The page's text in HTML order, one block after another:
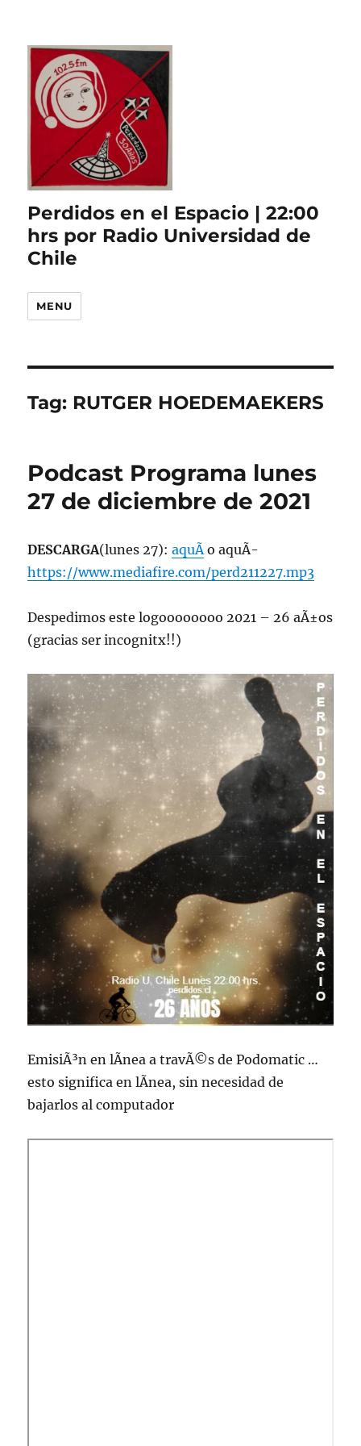
Perdidos en el Espacio | 22:00
hrs por Radio Universidad de
Chile
MENU
Tag: RUTGER HOEDEMAEKERS
Podcast Programa lunes
27 de diciembre de 2021
DESCARGA(lunes 27):aquÃ­o aquÃ­
https://www.mediafire.com/perd211227.mp3
Despedimos este logoooooooo 2021 – 26 aÃ±os
(gracias ser incognitx!!)
EmisiÃ³n en lÃ­nea a travÃ©s de Podomatic …
esto significa en lÃ­nea, sin necesidad de
bajarlos al computador